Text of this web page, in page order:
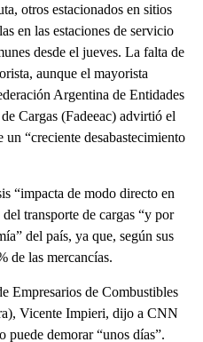
otros estacionados en sitios
en las estaciones de servicio
desde el jueves. La falta de
aunque el mayorista
Argentina de Entidades
Cargas (Fadeeac) advirtió el
“creciente desabastecimiento
“impacta de modo directo en
transporte de cargas “y por
del país, ya que, según sus
de las mercancías.
Empresarios de Combustibles
Vicente Impieri, dijo a CNN
puede demorar “unos días”.